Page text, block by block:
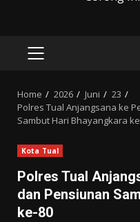
PRIMARY
Home 2026 Juni
23
Polres Tual Anjangsana ke
Sambut Hari Bhayangkara
Kota Tual
Polres Tual
dan Pensiunan
ke-80